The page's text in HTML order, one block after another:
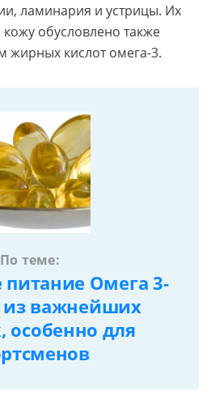
ламинария и устрицы. Их
обусловлено также
жирных кислот омега-3.
По теме:
питание Омега 3-
из важнейших
особенно для